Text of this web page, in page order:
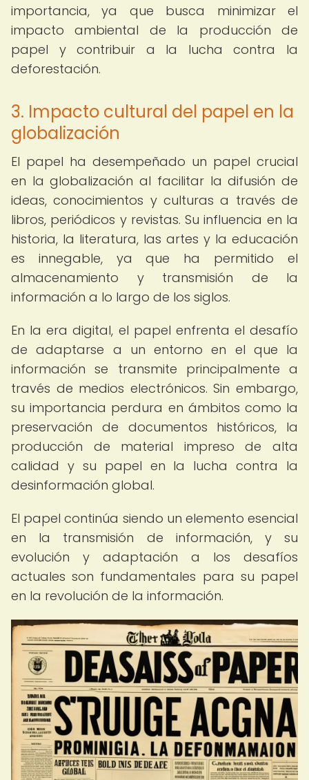
importancia, ya que busca minimizar el
impacto ambiental de la producción de
papel y contribuir a la lucha contra la
deforestación.
3. Impacto cultural del papel en la
globalización
El papel ha desempeñado un papel crucial
en la globalización al facilitar la difusión de
ideas, conocimientos y culturas a través de
libros, periódicos y revistas. Su influencia en la
historia, la literatura, las artes y la educación
es innegable, ya que ha permitido el
almacenamiento y transmisión de la
información a lo largo de los siglos.
En la era digital, el papel enfrenta el desafío
de adaptarse a un entorno en el que la
información se transmite principalmente a
través de medios electrónicos. Sin embargo,
su importancia perdura en ámbitos como la
preservación de documentos históricos, la
producción de material impreso de alta
calidad y su papel en la lucha contra la
desinformación global.
El papel continúa siendo un elemento esencial
en la transmisión de información, y su
evolución y adaptación a los desafíos
actuales son fundamentales para su papel
en la revolución de la información.